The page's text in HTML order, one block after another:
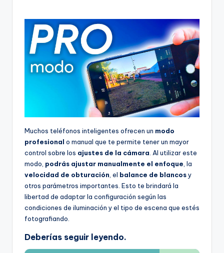
Muchos teléfonos inteligentes ofrecen un modo
profesional o manual que te permite tener un mayor
control sobre los ajustes de la cámara . Al utilizar este
modo, podrás ajustar manualmente el enfoque , la
velocidad de obturación , el balance de blancosy
otros parámetros importantes. Esto te brindará la
libertad de adaptar la configuración según las
condiciones de iluminación y el tipo de escena que estés
fotografiando.
Deberías seguir leyendo.